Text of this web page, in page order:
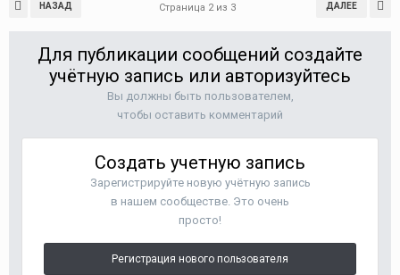
НАЗАД ДАЛЕЕ
Страница 2 из 3
Для публикации сообщений создайте
учётную запись или авторизуйтесь
Вы должны быть пользователем,
чтобы оставить комментарий
Создать учетную запись
Зарегистрируйте новую учётную запись
в нашем сообществе. Это очень
просто!
Регистрация нового пользователя